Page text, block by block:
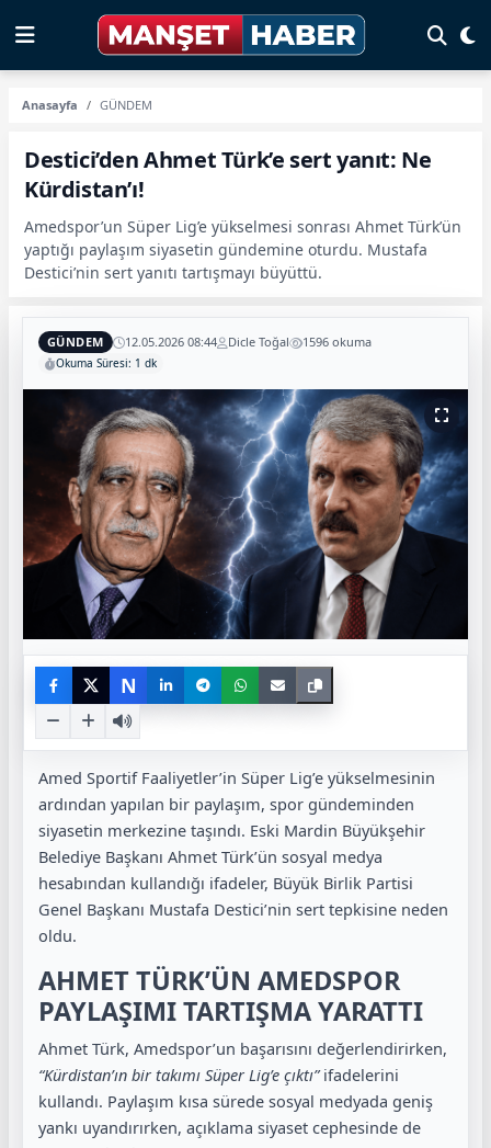
Anasayfa GÜNDEM
Destici’den Ahmet Türk’e sert yanıt: Ne
Kürdistan’ı!
Amedspor’un Süper Lig’e yükselmesi sonrası Ahmet Türk’ün
yaptığı paylaşım siyasetin gündemine oturdu. Mustafa
Destici’nin sert yanıtı tartışmayı büyüttü.
GÜNDEM 12.05.2026 08:44 Dicle Toğal 1596 okuma
Okuma Süresi: 1 dk
N
Amed Sportif Faaliyetler’in Süper Lig’e yükselmesinin
ardından yapılan bir paylaşım, spor gündeminden
siyasetin merkezine taşındı. Eski Mardin Büyükşehir
Belediye Başkanı Ahmet Türk’ün sosyal medya
hesabından kullandığı ifadeler, Büyük Birlik Partisi
Genel Başkanı Mustafa Destici’nin sert tepkisine neden
oldu.
AHMET TÜRK’ÜN AMEDSPOR
PAYLAŞIMI TARTIŞMA YARATTI
Ahmet Türk, Amedspor’un başarısını değerlendirirken,
“Kürdistan’ın bir takımı Süper Lig’e çıktı”ifadelerini
kullandı. Paylaşım kısa sürede sosyal medyada geniş
yankı uyandırırken, açıklama siyaset cephesinde de